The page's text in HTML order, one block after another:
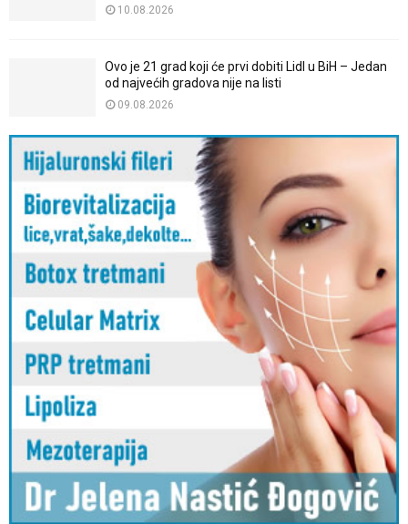
10.08.2026
Ovo je 21 grad koji će prvi dobiti Lidl u BiH – Jedan
od najvećih gradova nije na listi
09.08.2026